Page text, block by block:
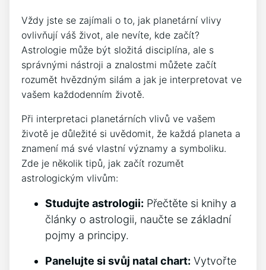
Vždy jste se zajímali o to, jak planetární vlivy
ovlivňují váš život, ale nevíte, kde začít?
Astrologie může být složitá disciplína, ale s
správnými nástroji a znalostmi můžete začít
rozumět hvězdným silám a jak je interpretovat ve
vašem každodenním životě.
Při interpretaci planetárních vlivů ve vašem
životě je důležité si uvědomit, že každá planeta a
znamení má své vlastní významy a symboliku.
Zde je několik tipů, jak začít rozumět
astrologickým vlivům:
Studujte astrologii: Přečtěte si knihy a
články o astrologii, naučte se základní
pojmy a principy.
Panelujte si svůj natal chart: Vytvořte